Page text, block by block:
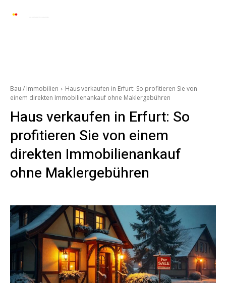
Bau / Immobilien
Haus verkaufen in Erfurt: So profitieren Sie von
einem direkten Immobilienankauf ohne Maklergebühren
Haus verkaufen in Erfurt: So
profitieren Sie von einem
direkten Immobilienankauf
ohne Maklergebühren